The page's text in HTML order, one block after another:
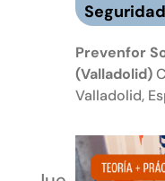
Prevenfor
(Valladolid)
Valladolid,